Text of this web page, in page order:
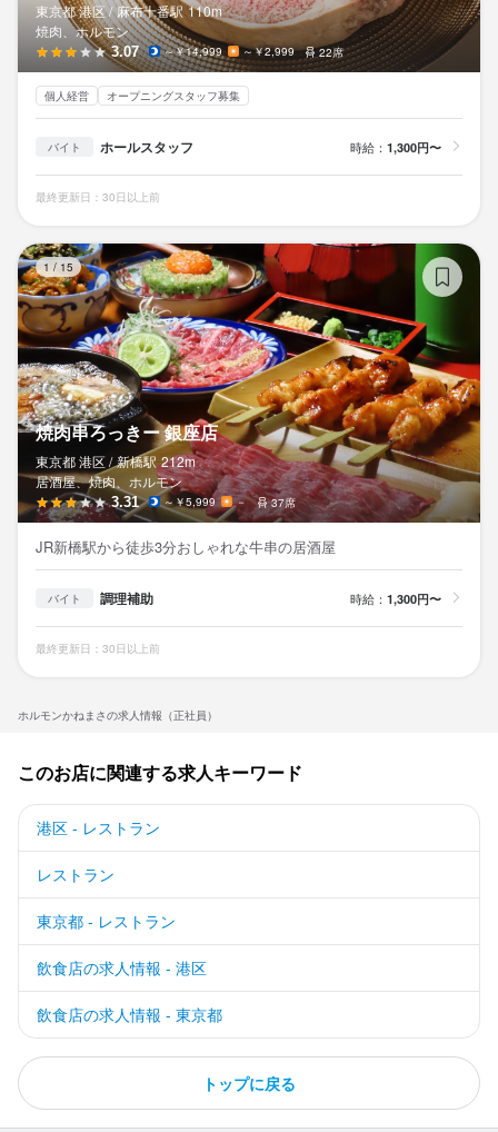
ホルモンかねまさの求人情報（正社員）
東京都 港区 / 麻布十番駅 110m
焼肉、ホルモン
3.07 ～￥14,999 ～￥2,999 22席
個人経営 オープニングスタッフ募集
バイト ホールスタッフ 時給： 1,300円〜
最終更新日：30日以上前
1 / 15
焼肉串ろっきー 銀座店
東京都 港区 / 新橋駅 212m
居酒屋、焼肉、ホルモン
3.31 ～￥5,999 － 37席
JR新橋駅から徒歩3分おしゃれな牛串の居酒屋
バイト 調理補助 時給： 1,300円〜
最終更新日：30日以上前
このお店に関連する求人キーワード
港区 - レストラン
レストラン
東京都 - レストラン
飲食店の求人情報 - 港区
飲食店の求人情報 - 東京都
トップに戻る